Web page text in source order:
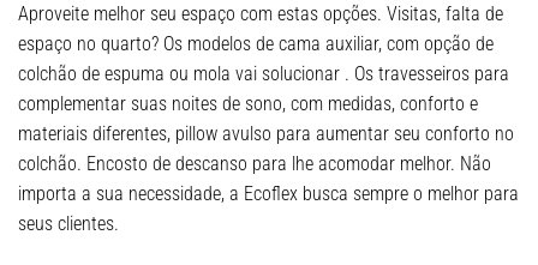
Aproveite melhor seu espaço com estas opções. Visitas, falta de
espaço no quarto? Os modelos de cama auxiliar, com opção de
colchão de espuma ou mola vai solucionar . Os travesseiros para
complementar suas noites de sono, com medidas, conforto e
materiais diferentes, pillow avulso para aumentar seu conforto no
colchão. Encosto de descanso para lhe acomodar melhor. Não
importa a sua necessidade, a Ecoflex busca sempre o melhor para
seus clientes.